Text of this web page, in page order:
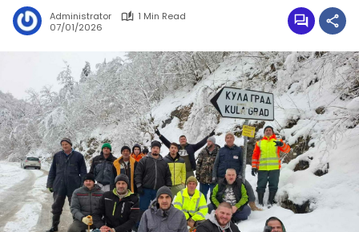
Administrator
1 Min Read
07/01/2026